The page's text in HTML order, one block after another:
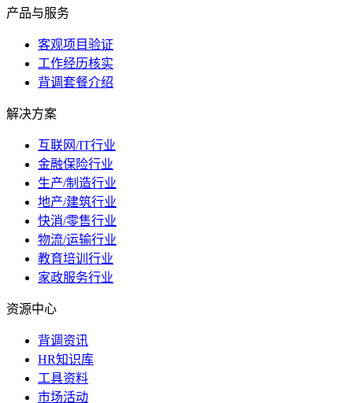
产品与服务
客观项目验证
工作经历核实
背调套餐介绍
解决方案
互联网/IT行业
金融保险行业
生产/制造行业
地产/建筑行业
快消/零售行业
物流/运输行业
教育培训行业
家政服务行业
资源中心
背调资讯
HR知识库
工具资料
市场活动